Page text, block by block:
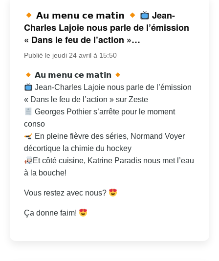
𝗔𝘂 𝗺𝗲𝗻𝘂 𝗰𝗲 𝗺𝗮𝘁𝗶𝗻
Jean-
Charles Lajoie nous parle de l’émission
« Dans le feu de l’action »…
Publié le jeudi 24 avril à 15:50
𝗔𝘂 𝗺𝗲𝗻𝘂 𝗰𝗲 𝗺𝗮𝘁𝗶𝗻
Jean-Charles Lajoie nous parle de l’émission
« Dans le feu de l’action » sur Zeste
Georges Pothier s’arrête pour le moment
conso
En pleine fièvre des séries, Normand Voyer
décortique la chimie du hockey
Et côté cuisine, Katrine Paradis nous met l’eau
à la bouche!
Vous restez avec nous?
Ça donne faim!